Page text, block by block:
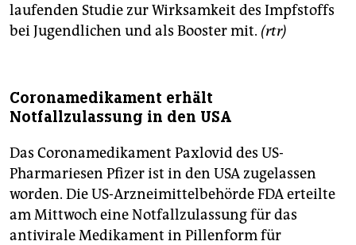
laufenden Studie zur Wirksamkeit des Impfstoffs
bei Jugendlichen und als Booster mit. (rtr)
Coronamedikament erhält
Notfallzulassung in den USA
Das Coronamedikament Paxlovid des US-
Pharmariesen Pfizer ist in den USA zugelassen
worden. Die US-Arzneimittelbehörde FDA erteilte
am Mittwoch eine Notfallzulassung für das
antivirale Medikament in Pillenform für